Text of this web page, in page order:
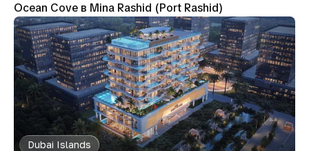
Ocean Cove в Mina Rashid (Port Rashid)
Dubai Islands